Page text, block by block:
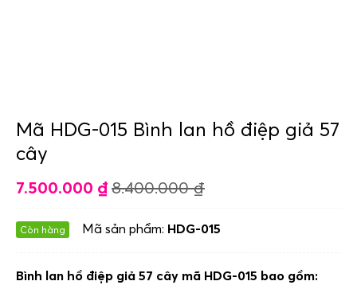
Mã HDG-015 Bình lan hồ điệp giả 57
cây
7.500.000 ₫ 8.400.000₫
Còn hàng Mã sản phẩm: HDG-015
Bình lan hồ điệp giả 57 cây mã HDG-015 bao gồm: